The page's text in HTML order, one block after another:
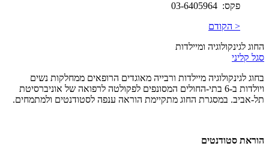
פקס: 03-6405964
< הקודם
החוג לגינקולוגיה ומיילדות
סגל קליני
בחוג לגינקולוגיה מיילדות ורבייה מאוגדים הרופאים ממחלקות נשים
ויולדות ב-6 בתי-החולים המסונפים לפקולטה לרפואה של אוניברסיטת
תל-אביב. במסגרת החוג מתקיימת הוראה ענפה לסטודנטים ולמתמחים.
הוראת סטודנטים